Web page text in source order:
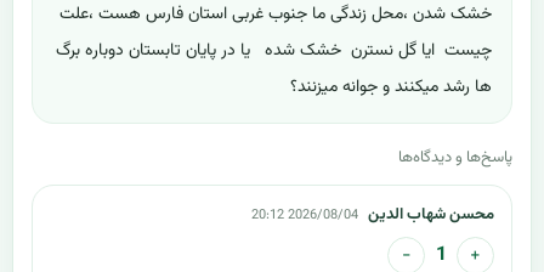
خشک شدن ،محل زندگی ما جنوب غربی استان فارس هست ،علت
چیست ایا گل نسترن خشک شده یا در پایان تابستان دوباره برگ
ها رشد میکنند و جوانه میزنند؟
پاسخ‌ها و دیدگاه‌ها
محسن شهاب الدین 2026/08/04 20:12
+
1
−